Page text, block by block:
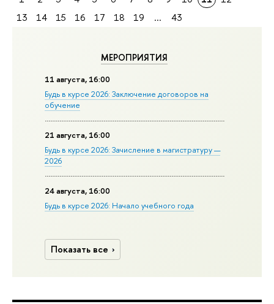
МЕРОПРИЯТИЯ
11 августа, 16:00
Будь в курсе 2026: Заключение договоров на
обучение
21 августа, 16:00
Будь в курсе 2026: Зачисление в магистратуру —
2026
24 августа, 16:00
Будь в курсе 2026: Начало учебного года
Показать все
13
14 15 16 17 18 19 ... 43